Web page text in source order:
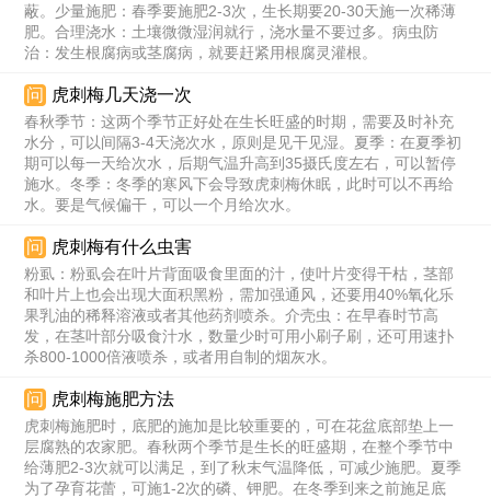
蔽。少量施肥：春季要施肥2-3次，生长期要20-30天施一次稀薄
肥。合理浇水：土壤微微湿润就行，浇水量不要过多。病虫防
治：发生根腐病或茎腐病，就要赶紧用根腐灵灌根。
问 虎刺梅几天浇一次
春秋季节：这两个季节正好处在生长旺盛的时期，需要及时补充
水分，可以间隔3-4天浇次水，原则是见干见湿。夏季：在夏季初
期可以每一天给次水，后期气温升高到35摄氏度左右，可以暂停
施水。冬季：冬季的寒风下会导致虎刺梅休眠，此时可以不再给
水。要是气候偏干，可以一个月给次水。
问 虎刺梅有什么虫害
粉虱：粉虱会在叶片背面吸食里面的汁，使叶片变得干枯，茎部
和叶片上也会出现大面积黑粉，需加强通风，还要用40%氧化乐
果乳油的稀释溶液或者其他药剂喷杀。介壳虫：在早春时节高
发，在茎叶部分吸食汁水，数量少时可用小刷子刷，还可用速扑
杀800-1000倍液喷杀，或者用自制的烟灰水。
问 虎刺梅施肥方法
虎刺梅施肥时，底肥的施加是比较重要的，可在花盆底部垫上一
层腐熟的农家肥。春秋两个季节是生长的旺盛期，在整个季节中
给薄肥2-3次就可以满足，到了秋末气温降低，可减少施肥。夏季
为了孕育花蕾，可施1-2次的磷、钾肥。在冬季到来之前施足底